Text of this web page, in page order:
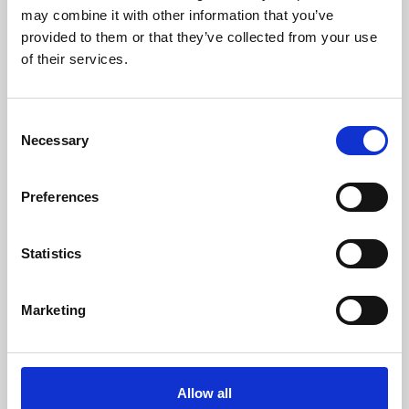
may combine it with other information that you’ve
provided to them or that they’ve collected from your use
of their services.
Selection
Necessary
Preferences
Statistics
Marketing
Allow all
+39 339 155 5250
gabriella@aimmobiliare.it
Kontaktiere mich